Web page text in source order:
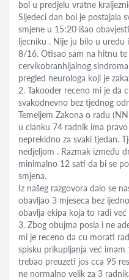
bol u predjelu vratne
Sljedeci dan bol je postajala
smjene u 15:20 išao
ljecniku . Nije ju bilo u uredu
8/16. Otisao sam na hitnu
cervikobranhijalnog
pregled neurologa koji je
2. Takooder receno mi je da
svakodnevno bez tjednog
Temeljem Zakona o radu
u clanku 74 radnik ima
neprekidno za svaki tjedan.
nedjeljom . Razmak između
minimalno 12 sati da bi se
smjena.
Iz našeg razgovora dalo se
obavljao 3 mjeseca bez
obavlja ekipa koja to radi već
3. Zbog obujma posla i ne
mi je receno da cu morati
spisku prikupljanja već
trebao preuzeti jos cca 95
ne normalno velik za 3